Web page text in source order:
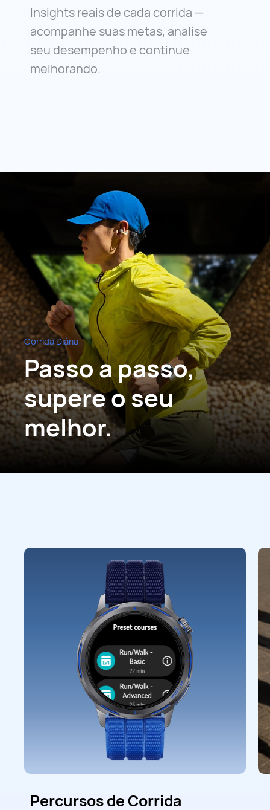
Insights reais de cada corrida —
acompanhe suas metas, analise
seu desempenho e continue
melhorando.
Corrida Diária
Passo a passo,
supere o seu
melhor.
Percursos de Corrida
Orientação sobre a
Análise do Exercício